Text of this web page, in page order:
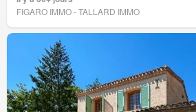
FIGARO IMMO - TALLARD IMMO